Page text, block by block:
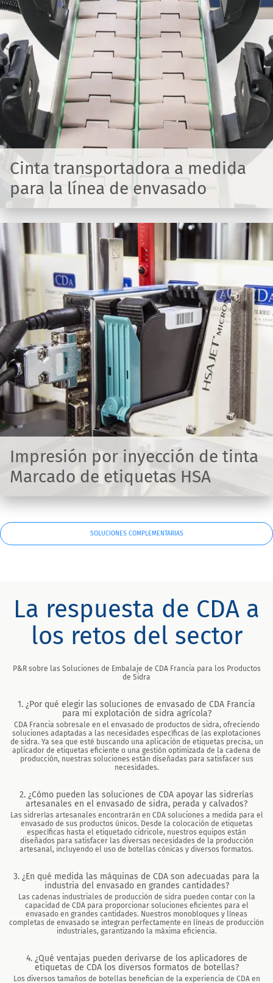
Cinta transportadora a medida
para la línea de envasado
Impresión por inyección de tinta
Marcado de etiquetas HSA
SOLUCIONES COMPLEMENTARIAS
La respuesta de CDA a
los retos del sector
P&R sobre las Soluciones de Embalaje de CDA Francia para los Productos
de Sidra
1. ¿Por qué elegir las soluciones de envasado de CDA Francia
para mi explotación de sidra agrícola?
CDA Francia sobresale en el envasado de productos de sidra, ofreciendo
soluciones adaptadas a las necesidades específicas de las explotaciones
de sidra. Ya sea que esté buscando una aplicación de etiquetas precisa, un
aplicador de etiquetas eficiente o una gestión optimizada de la cadena de
producción, nuestras soluciones están diseñadas para satisfacer sus
necesidades.
2. ¿Cómo pueden las soluciones de CDA apoyar las sidrerías
artesanales en el envasado de sidra, perada y calvados?
Las sidrerías artesanales encontrarán en CDA soluciones a medida para el
envasado de sus productos únicos. Desde la colocación de etiquetas
específicas hasta el etiquetado cidricole, nuestros equipos están
diseñados para satisfacer las diversas necesidades de la producción
artesanal, incluyendo el uso de botellas cónicas y diversos formatos.
3. ¿En qué medida las máquinas de CDA son adecuadas para la
industria del envasado en grandes cantidades?
Las cadenas industriales de producción de sidra pueden contar con la
capacidad de CDA para proporcionar soluciones eficientes para el
envasado en grandes cantidades. Nuestros monobloques y líneas
completas de envasado se integran perfectamente en líneas de producción
industriales, garantizando la máxima eficiencia.
4. ¿Qué ventajas pueden derivarse de los aplicadores de
etiquetas de CDA los diversos formatos de botellas?
Los diversos tamaños de botellas benefician de la experiencia de CDA en